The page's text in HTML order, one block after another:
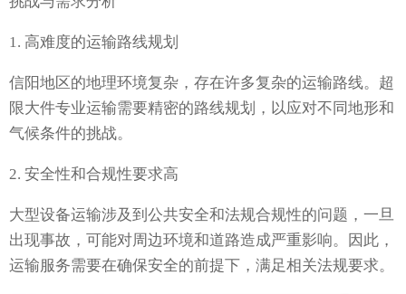
1. 高难度的运输路线规划
信阳地区的地理环境复杂，存在许多复杂的运输路线。超
限大件专业运输需要精密的路线规划，以应对不同地形和
气候条件的挑战。
2. 安全性和合规性要求高
大型设备运输涉及到公共安全和法规合规性的问题，一旦
出现事故，可能对周边环境和道路造成严重影响。因此，
运输服务需要在确保安全的前提下，满足相关法规要求。